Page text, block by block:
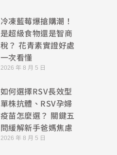
冷凍藍莓爆搶購潮！
是超級食物還是智商
稅？ 花青素實證好處
一次看懂
2026 年 8 月 5 日
如何選擇RSV長效型
單株抗體、RSV孕婦
疫苗怎麼選？ 關鍵五
問緩解新手爸媽焦慮
2026 年 8 月 5 日